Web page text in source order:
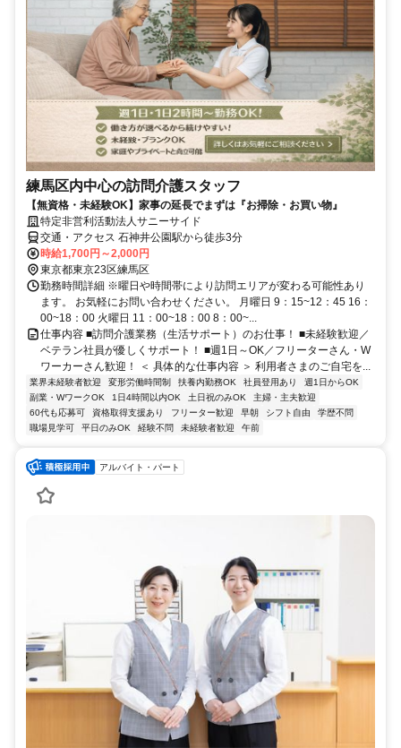
練馬区内中心の訪問介護スタッフ
【無資格・未経験OK】家事の延長でまずは『お掃除・お買い物』
特定非営利活動法人サニーサイド
交通・アクセス 石神井公園駅から徒歩3分
時給1,700円～2,000円
東京都東京23区練馬区
勤務時間詳細 ※曜日や時間帯により訪問エリアが変わる可能性あり
ます。 お気軽にお問い合わせください。 月曜日 9：15~12：45 16：
00~18：00 火曜日 11：00~18：00 8：00~...
仕事内容 ■訪問介護業務（生活サポート）のお仕事！ ■未経験歓迎／
ベテラン社員が優しくサポート！ ■週1日～OK／フリーターさん・W
ワーカーさん歓迎！ ＜ 具体的な仕事内容 ＞ 利用者さまのご自宅を...
業界未経験者歓迎 変形労働時間制 扶養内勤務OK 社員登用あり
週1日からOK
副業・WワークOK
1日4時間以内OK 土日祝のみOK
主婦・主夫歓迎
60代も応募可
資格取得支援あり フリーター歓迎 早朝 シフト自由
学歴不問
職場見学可
平日のみOK 経験不問 未経験者歓迎 午前
アルバイト・パート